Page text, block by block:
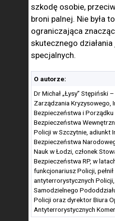
szkodę osobie,
broni palnej. Nie była
ograniczająca
skutecznego
specjalnych.
O autorze:
Dr Michał „Łysy” Stępiński
Zarządzania Kryzysowego,
Bezpieczeństwa i Porządku
Bezpieczeństwa
Policji w Szczytnie, adiunkt
Bezpieczeństwa
Nauk w Łodzi, członek
Bezpieczeństwa RP, w
funkcjonariusz Policji,
antyterrorystycznych
Samodzielnego
Policji oraz dyrektor Biura
Antyterrorystycznych